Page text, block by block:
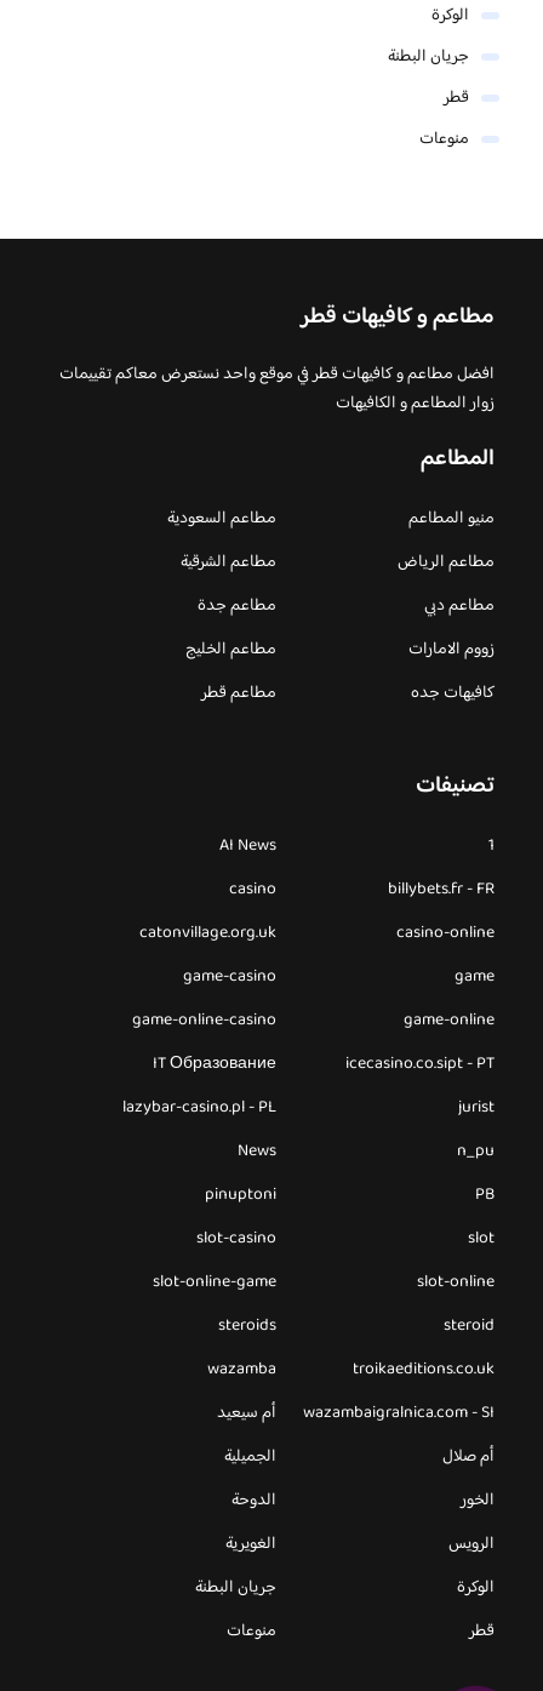
الوكرة
جريان البطنة
قطر
منوعات
مطاعم و كافيهات قطر
افضل مطاعم و كافيهات قطر في موقع واحد نستعرض معاكم تقييمات
زوار المطاعم و الكافيهات
المطاعم
منيو المطاعم
مطاعم السعودية
مطاعم الرياض
مطاعم الشرقية
مطاعم دبي
مطاعم جدة
زووم الامارات
مطاعم الخليج
كافيهات جده
مطاعم قطر
تصنيفات
1
AI News
billybets.fr - FR
casino
casino-online
catonvillage.org.uk
game
game-casino
game-online
game-online-casino
icecasino.co.sipt - PT
IT Образование
jurist
lazybar-casino.pl - PL
n_pu
News
PB
pinuptoni
slot
slot-casino
slot-online
slot-online-game
steroid
steroids
troikaeditions.co.uk
wazamba
wazambaigralnica.com - SI
أم سيعيد
أم صلال
الجميلية
الخور
الدوحة
الرويس
الغويرية
الوكرة
جريان البطنة
قطر
منوعات